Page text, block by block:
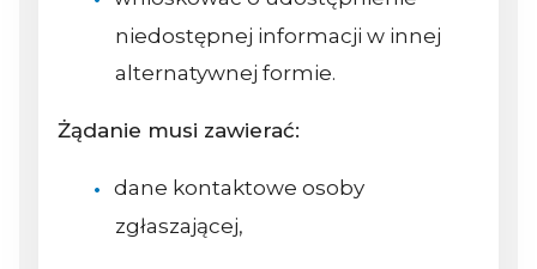
niedostępnej informacji w innej
alternatywnej formie.
Żądanie musi zawierać:
dane kontaktowe osoby
zgłaszającej,